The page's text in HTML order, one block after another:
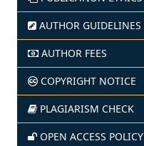
AUTHOR GUIDELINES
AUTHOR FEES
COPYRIGHT NOTICE
PLAGIARISM CHECK
OPEN ACCESS POLICY